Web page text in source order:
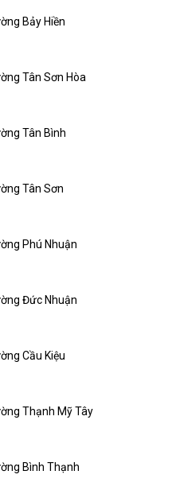
Bảy Hiền
Tân Sơn Hòa
Tân Bình
Tân Sơn
Phú Nhuận
Đức Nhuận
Cầu Kiệu
Thạnh Mỹ Tây
Bình Thạnh